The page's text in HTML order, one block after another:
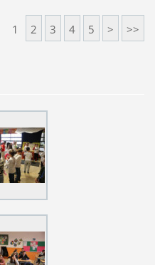
1 2 3 4 5 > >>